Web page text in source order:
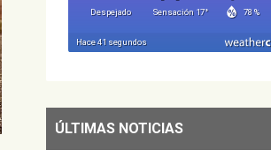
ÚLTIMAS NOTICIAS